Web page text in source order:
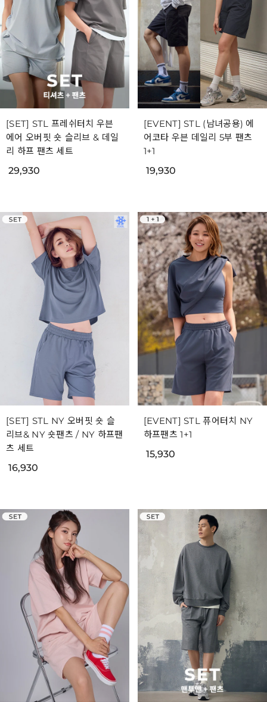
[SET] STL 프레쉬터치 우븐
에어 오버핏 숏 슬리브 & 데일
리 하프 팬츠 세트
29,930
[EVENT] STL (남녀공용) 에
어코타 우븐 데일리 5부 팬츠
1+1
19,930
[SET] STL NY 오버핏 숏 슬
리브& NY 숏팬츠 / NY 하프팬
츠 세트
16,930
[EVENT] STL 퓨어터치 NY
하프팬츠 1+1
15,930